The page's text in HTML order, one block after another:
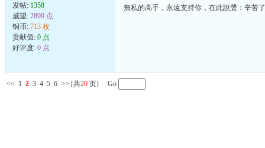
发帖: 1358
威望: 2890 点
铜币: 713 枚
贡献值: 0 点
好评度: 0 点
無私的高手，永遠支持你，在此說聲：辛苦了
<< 1 2 3 4 5 6 >> [共20 页] Go